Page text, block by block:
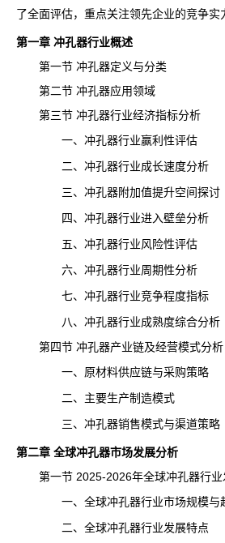
了全面评估，重点关注领先企业的竞争实
第一章 冲孔器行业概述
第一节 冲孔器定义与分类
第二节 冲孔器应用领域
第三节 冲孔器行业经济指标分析
一、冲孔器行业赢利性评估
二、冲孔器行业成长速度分析
三、冲孔器附加值提升空间探讨
四、冲孔器行业进入壁垒分析
五、冲孔器行业风险性评估
六、冲孔器行业周期性分析
七、冲孔器行业竞争程度指标
八、冲孔器行业成熟度综合分析
第四节 冲孔器产业链及经营模式分析
一、原材料供应链与采购策略
二、主要生产制造模式
三、冲孔器销售模式与渠道策略
第二章 全球冲孔器市场发展分析
第一节 2025-2026年全球冲孔器行业
一、全球冲孔器行业市场规模与
二、全球冲孔器行业发展特点